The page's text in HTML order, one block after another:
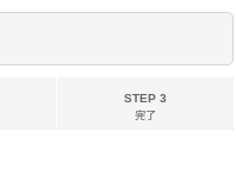
STEP 3
完了